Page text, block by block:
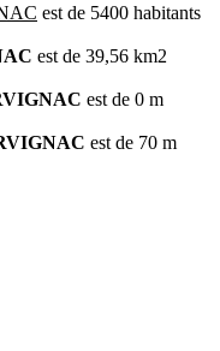
est de 5400 habitants
est de 39,56 km2
est de 0 m
est de 70 m